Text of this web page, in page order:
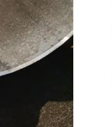
Niken 200 Ống thép
Niken 201 Ống thép
Ống thép hợp kim L-605